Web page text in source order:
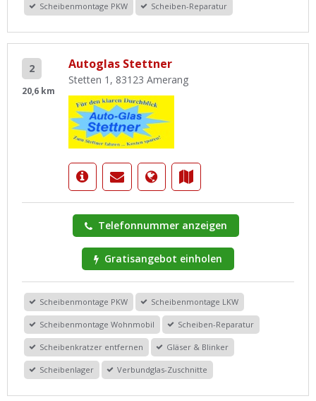
Scheibenmontage PKW Scheiben-Reparatur
2
20,6 km
Autoglas Stettner
Stetten 1, 83123 Amerang
Telefonnummer anzeigen
Gratisangebot einholen
Scheibenmontage PKW Scheibenmontage LKW
Scheibenmontage Wohnmobil Scheiben-Reparatur
Scheibenkratzer entfernen Gläser & Blinker
Scheibenlager Verbundglas-Zuschnitte